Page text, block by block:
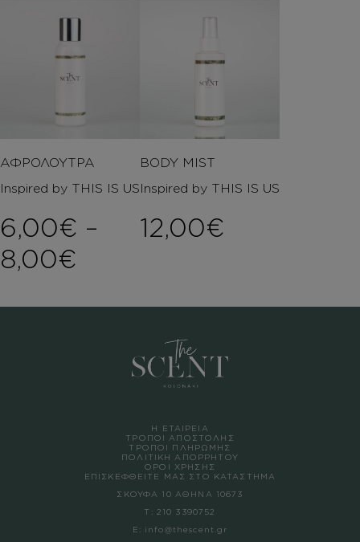
ΑΦΡΟΛΟΥΤΡΑ
Inspired by THIS IS US
6,00€ –
8,00€
BODY MIST
Inspired by THIS IS US
12,00€
Η ΕΤΑΙΡΕΙΑ
ΤΡΟΠΟΙ ΑΠΟΣΤΟΛΗΣ
ΤΡΟΠΟΙ ΠΛΗΡΩΜΗΣ
ΠΟΛΙΤΙΚΗ ΑΠΟΡΡΗΤΟΥ
ΟΡΟΙ ΧΡΗΣΗΣ
ΕΠΙΣΚΕΦΘΕΙΤΕ ΜΑΣ ΣΤΟ ΚΑΤΑΣΤΗΜΑ
ΣΚΟΥΦΑ 10 ΑΘΗΝΑ 10673
Τ: 210 3390752
Ε: info@thescent.gr